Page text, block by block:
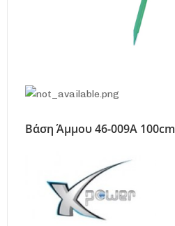
Βάση Άμμου 46-009Α 100cm